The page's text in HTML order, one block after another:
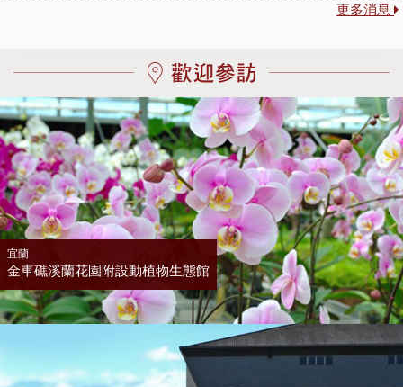
更多消息
宜蘭
金車礁溪蘭花園附設動植物生態館